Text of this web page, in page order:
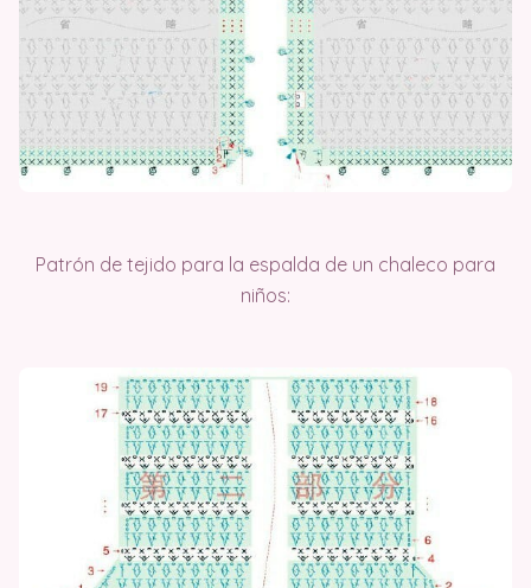
Patrón de tejido para la espalda de un chaleco para
niños: